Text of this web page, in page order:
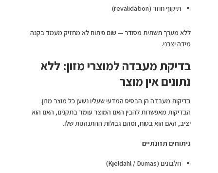
תיקוף חוזר (revalidation)
ללא מערך תשתית מסודר — שום פיתוח לא מחזיק מעמד בקנה
מידה יצרני.
בדיקת מעבדה למוצרי מזון: ללא
נתונים אין מוצר
בדיקות מעבדה הן הבסיס המדעי שעליו נשען כל מוצר מזון.
הבדיקות מאפשרות להבין האם המוצר עומד בתקנים, האם הוא
יציב, האם הוא בטוח, ומהם גבולות ההתנהגות שלו.
ניתוחים תזונתיים
חלבונים (Kjeldahl / Dumas)